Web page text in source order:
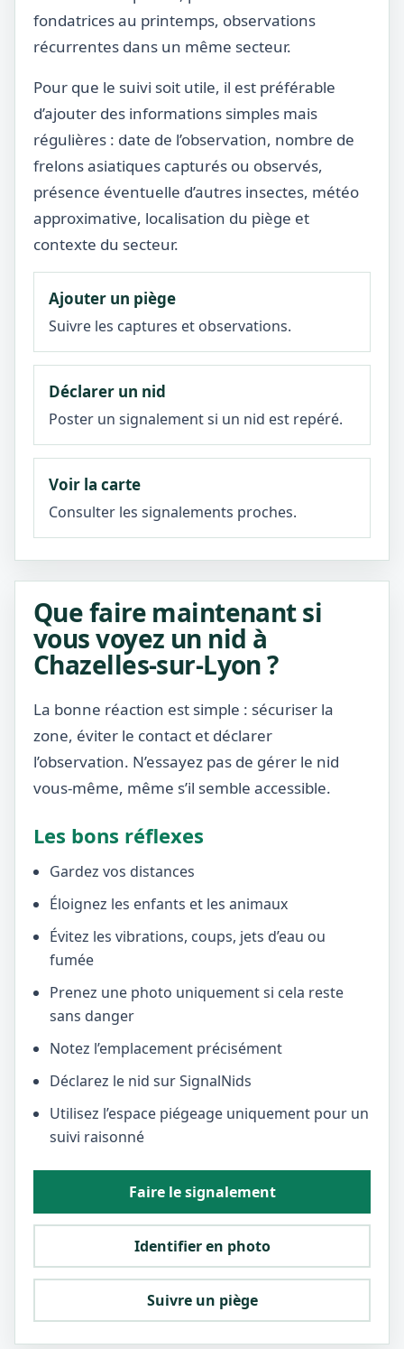
fondatrices au printemps, observations
récurrentes dans un même secteur.
Pour que le suivi soit utile, il est préférable
d’ajouter des informations simples mais
régulières : date de l’observation, nombre de
frelons asiatiques capturés ou observés,
présence éventuelle d’autres insectes, météo
approximative, localisation du piège et
contexte du secteur.
Ajouter un piège
Suivre les captures et observations.
Déclarer un nid
Poster un signalement si un nid est repéré.
Voir la carte
Consulter les signalements proches.
Que faire maintenant si
vous voyez un nid à
Chazelles-sur-Lyon ?
La bonne réaction est simple : sécuriser la
zone, éviter le contact et déclarer
l’observation. N’essayez pas de gérer le nid
vous-même, même s’il semble accessible.
Les bons réflexes
Gardez vos distances
Éloignez les enfants et les animaux
Évitez les vibrations, coups, jets d’eau ou
fumée
Prenez une photo uniquement si cela reste
sans danger
Notez l’emplacement précisément
Déclarez le nid sur SignalNids
Utilisez l’espace piégeage uniquement pour un
suivi raisonné
Faire le signalement
Identifier en photo
Suivre un piège